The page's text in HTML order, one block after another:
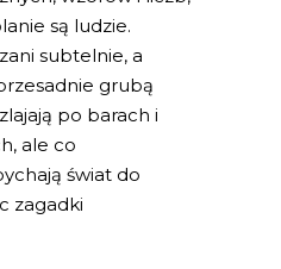
są ludzie.
subtelnie, a
grubą
po barach i
ale co
świat do
zagadki